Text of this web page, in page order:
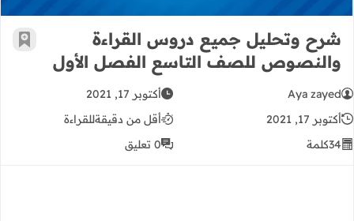
شرح وتحليل جميع دروس القراءة
والنصوص للصف التاسع الفصل الأول
أضف
Aya zayed
أكتوبر 17, 2021
أكتوبر 17, 2021
أقل من دقيقةللقراءة
34كلمة 0 تعليق